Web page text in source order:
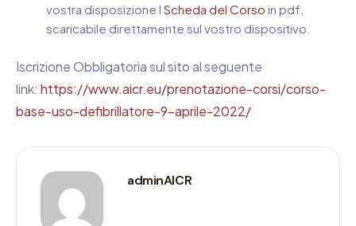
vostra disposizione l Scheda del Corso in pdf,
scaricabile direttamente sul vostro dispositivo.
Iscrizione Obbligatoria sul sito al seguente
link: https://www.aicr.eu/prenotazione-corsi/corso-
base-uso-defibrillatore-9-aprile-2022/
adminAICR